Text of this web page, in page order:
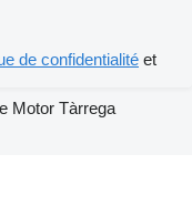
de confidentialité et
Motor Tàrrega